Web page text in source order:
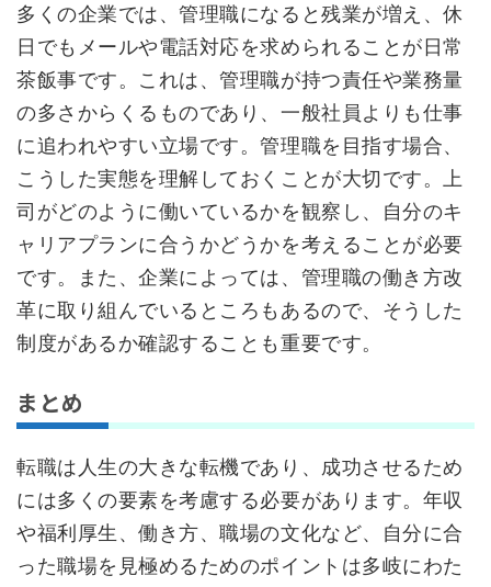
多くの企業では、管理職になると残業が増え、休
日でもメールや電話対応を求められることが日常
茶飯事です。これは、管理職が持つ責任や業務量
の多さからくるものであり、一般社員よりも仕事
に追われやすい立場です。管理職を目指す場合、
こうした実態を理解しておくことが大切です。上
司がどのように働いているかを観察し、自分のキ
ャリアプランに合うかどうかを考えることが必要
です。また、企業によっては、管理職の働き方改
革に取り組んでいるところもあるので、そうした
制度があるか確認することも重要です。
まとめ
転職は人生の大きな転機であり、成功させるため
には多くの要素を考慮する必要があります。年収
や福利厚生、働き方、職場の文化など、自分に合
った職場を見極めるためのポイントは多岐にわた